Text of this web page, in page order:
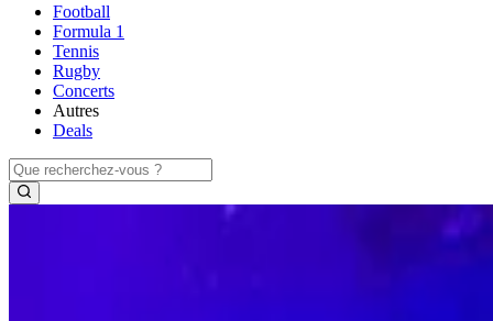
Football
Formula 1
Tennis
Rugby
Concerts
Autres
Deals